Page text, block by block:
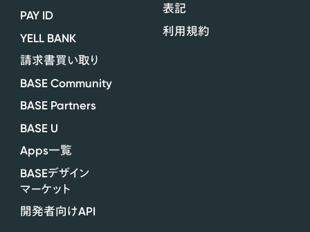
PAY ID
YELL BANK
請求書買い取り
BASE Community
BASE Partners
BASE U
Apps一覧
BASEデザイン
マーケット
開発者向けAPI
表記
利用規約